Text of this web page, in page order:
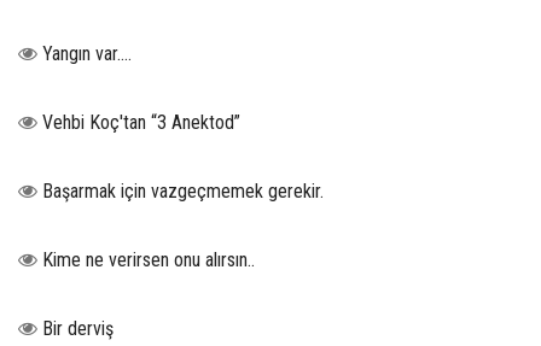
Yangın var….
Vehbi Koç'tan “3 Anektod”
Başarmak için vazgeçmemek gerekir.
Kime ne verirsen onu alırsın..
Bir derviş